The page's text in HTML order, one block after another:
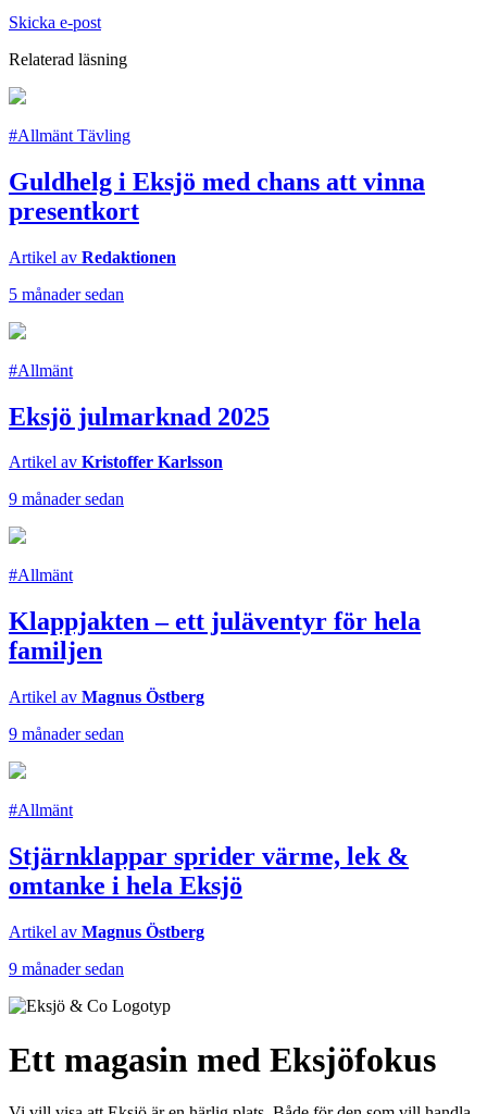
Skicka e-post
Relaterad läsning
#Allmänt Tävling
Guldhelg i Eksjö med chans att vinna
presentkort
Artikel av Redaktionen
5 månader sedan
#Allmänt
Eksjö julmarknad 2025
Artikel av Kristoffer Karlsson
9 månader sedan
#Allmänt
Klappjakten – ett juläventyr för hela
familjen
Artikel av Magnus Östberg
9 månader sedan
#Allmänt
Stjärnklappar sprider värme, lek &
omtanke i hela Eksjö
Artikel av Magnus Östberg
9 månader sedan
Ett magasin med Eksjöfokus